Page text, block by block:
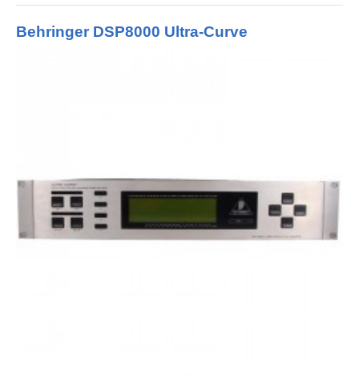
Behringer DSP8000 Ultra-Curve